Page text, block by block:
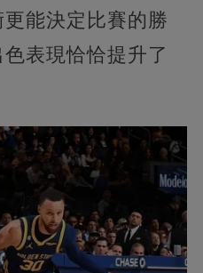
能決定比賽的勝
表現恰恰提升了